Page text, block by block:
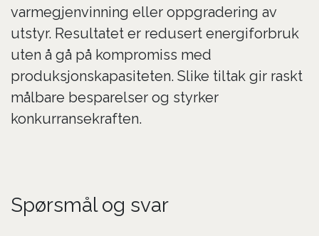
varmegjenvinning eller oppgradering av
utstyr. Resultatet er redusert energiforbruk
uten å gå på kompromiss med
produksjonskapasiteten. Slike tiltak gir raskt
målbare besparelser og styrker
konkurransekraften.
Spørsmål og svar